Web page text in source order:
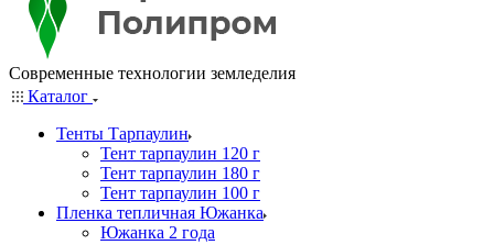
Современные технологии земледелия
Каталог
Тенты Тарпаулин
Тент тарпаулин 120 г
Тент тарпаулин 180 г
Тент тарпаулин 100 г
Пленка тепличная Южанка
Южанка 2 года